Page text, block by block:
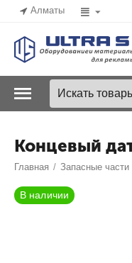
Алматы
Концевый
Главная / Запасные
В наличии